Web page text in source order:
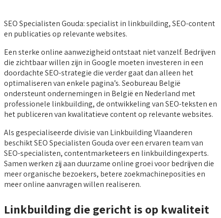
SEO Specialisten Gouda: specialist in linkbuilding, SEO-content
en publicaties op relevante websites.
Een sterke online aanwezigheid ontstaat niet vanzelf. Bedrijven
die zichtbaar willen zijn in Google moeten investeren in een
doordachte SEO-strategie die verder gaat dan alleen het
optimaliseren van enkele pagina’s. Seobureau België
ondersteunt ondernemingen in België en Nederland met
professionele linkbuilding, de ontwikkeling van SEO-teksten en
het publiceren van kwalitatieve content op relevante websites.
Als gespecialiseerde divisie van Linkbuilding Vlaanderen
beschikt SEO Specialisten Gouda over een ervaren team van
SEO-specialisten, contentmarketeers en linkbuildingexperts.
Samen werken zij aan duurzame online groei voor bedrijven die
meer organische bezoekers, betere zoekmachineposities en
meer online aanvragen willen realiseren.
Linkbuilding die gericht is op kwaliteit